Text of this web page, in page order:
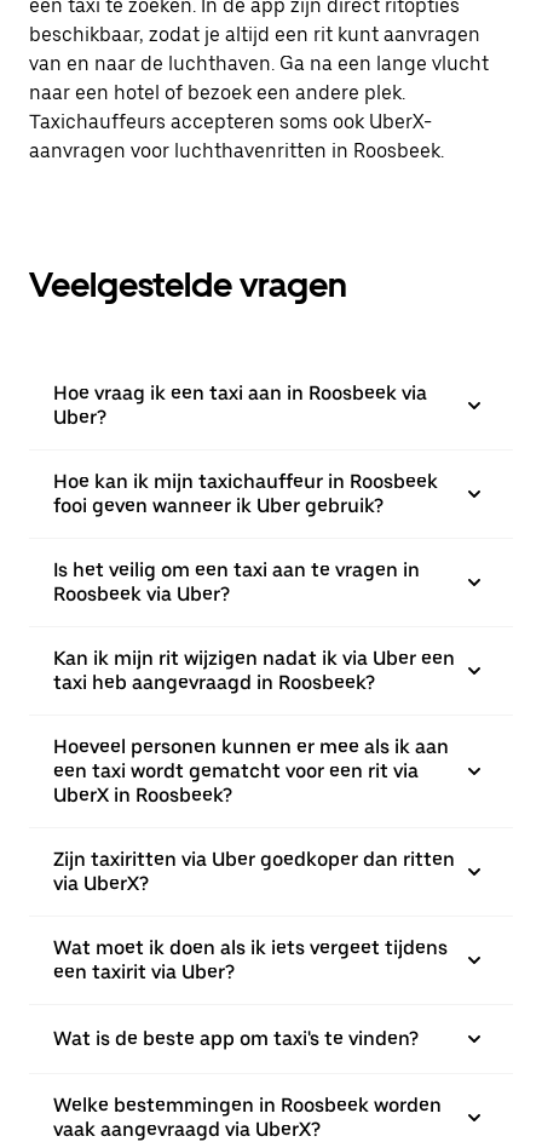
een taxi te zoeken. In de app zijn direct ritopties
beschikbaar, zodat je altijd een rit kunt aanvragen
van en naar de luchthaven. Ga na een lange vlucht
naar een hotel of bezoek een andere plek.
Taxichauffeurs accepteren soms ook UberX-
aanvragen voor luchthavenritten in Roosbeek.
Veelgestelde vragen
Hoe vraag ik een taxi aan in Roosbeek via
Uber?
Hoe kan ik mijn taxichauffeur in Roosbeek
fooi geven wanneer ik Uber gebruik?
Is het veilig om een taxi aan te vragen in
Roosbeek via Uber?
Kan ik mijn rit wijzigen nadat ik via Uber een
taxi heb aangevraagd in Roosbeek?
Hoeveel personen kunnen er mee als ik aan
een taxi wordt gematcht voor een rit via
UberX in Roosbeek?
Zijn taxiritten via Uber goedkoper dan ritten
via UberX?
Wat moet ik doen als ik iets vergeet tijdens
een taxirit via Uber?
Wat is de beste app om taxi's te vinden?
Welke bestemmingen in Roosbeek worden
vaak aangevraagd via UberX?